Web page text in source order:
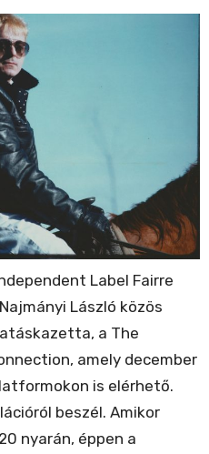
Label Fairre
László közös
a The
amely december
is elérhető.
beszél. Amikor
nyarán, éppen a